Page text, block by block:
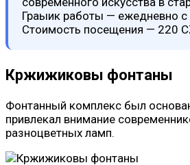
Граыик работы — ежедневно
Стоимость посещения — 220
Кржижиковы фонтаны
Фонтанный комплекс был
привлекал внимание
разноцветных ламп.